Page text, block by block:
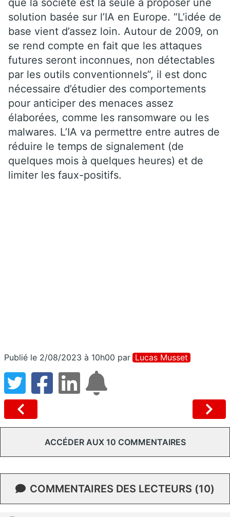
que la société est la seule à proposer une
solution basée sur l’IA en Europe. “L’idée de
base vient d’assez loin. Autour de 2009, on
se rend compte en fait que les attaques
futures seront inconnues, non détectables
par les outils conventionnels”, il est donc
nécessaire d’étudier des comportements
pour anticiper des menaces assez
élaborées, comme les ransomware ou les
malwares. L’IA va permettre entre autres de
réduire le temps de signalement (de
quelques mois à quelques heures) et de
limiter les faux-positifs.
Publié le 2/08/2023 à 10h00 par Lucas Musset
ACCÉDER AUX 10 COMMENTAIRES
COMMENTAIRES DES LECTEURS (10)